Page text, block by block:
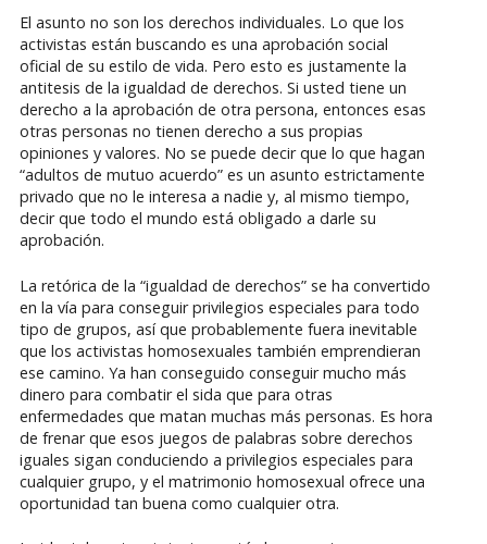
El asunto no son los derechos individuales. Lo que los
activistas están buscando es una aprobación social
oficial de su estilo de vida. Pero esto es justamente la
antitesis de la igualdad de derechos. Si usted tiene un
derecho a la aprobación de otra persona, entonces esas
otras personas no tienen derecho a sus propias
opiniones y valores. No se puede decir que lo que hagan
“adultos de mutuo acuerdo” es un asunto estrictamente
privado que no le interesa a nadie y, al mismo tiempo,
decir que todo el mundo está obligado a darle su
aprobación.
La retórica de la “igualdad de derechos” se ha convertido
en la vía para conseguir privilegios especiales para todo
tipo de grupos, así que probablemente fuera inevitable
que los activistas homosexuales también emprendieran
ese camino. Ya han conseguido conseguir mucho más
dinero para combatir el sida que para otras
enfermedades que matan muchas más personas. Es hora
de frenar que esos juegos de palabras sobre derechos
iguales sigan conduciendo a privilegios especiales para
cualquier grupo, y el matrimonio homosexual ofrece una
oportunidad tan buena como cualquier otra.